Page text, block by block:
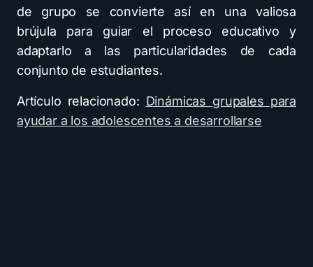
de grupo se convierte así en una valiosa
brújula para guiar el proceso educativo y
adaptarlo a las particularidades de cada
conjunto de estudiantes.
Artículo relacionado: Dinámicas grupales para
ayudar a los adolescentes a desarrollarse